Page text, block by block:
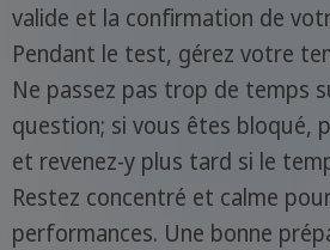
valide et la confirmation de
Pendant le test, gérez votre
Ne passez pas trop de temps
question; si vous êtes bloqué,
et revenez-y plus tard si le
Restez concentré et calme
performances. Une bonne